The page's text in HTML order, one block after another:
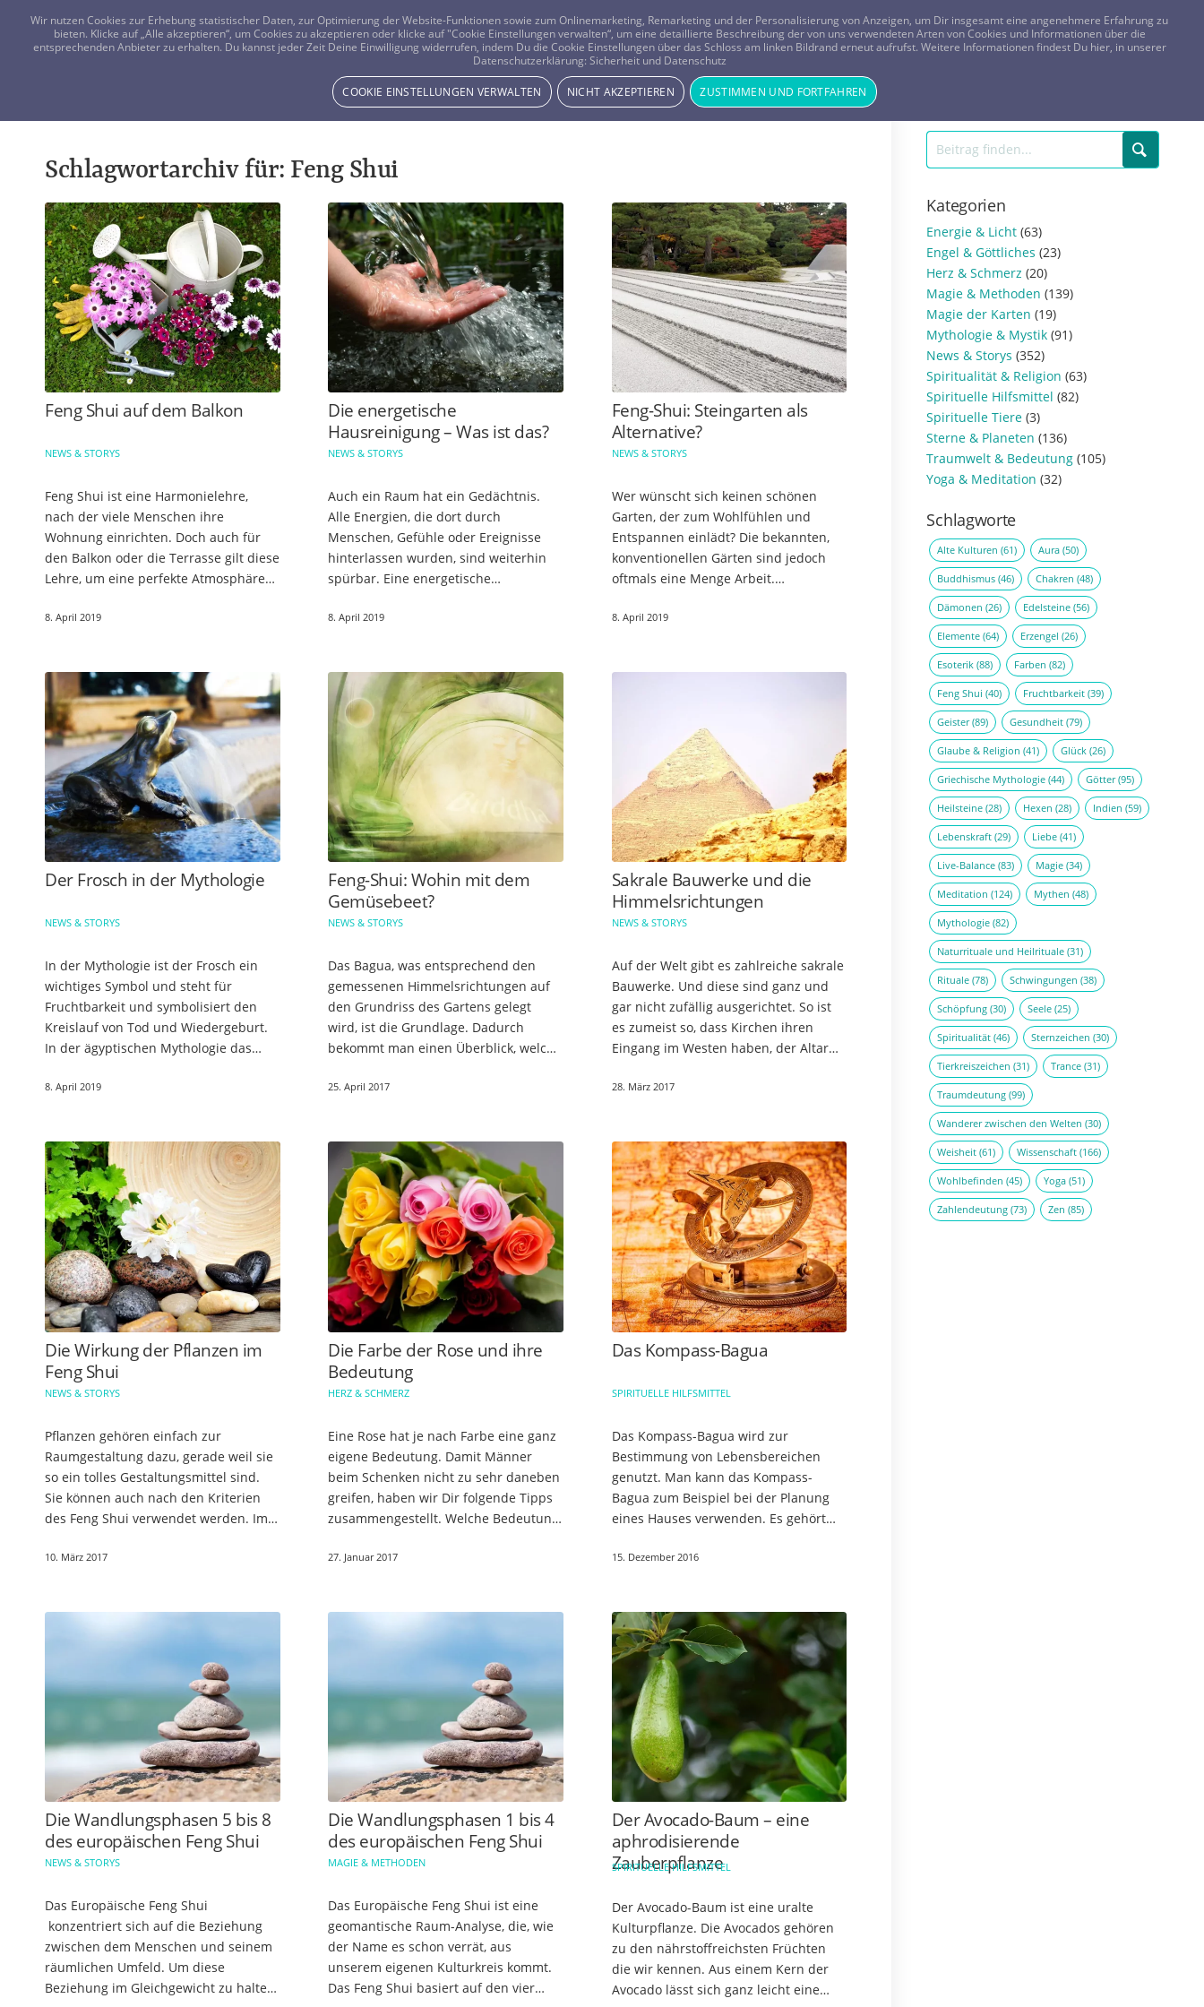
FRAGEN? KOSTENLOS ANRUFEN: 0800-8478266
Beratung Horoskope Tageskarte Magazin ANMELDEN REGISTRIEREN
Schlagwortarchiv für: Feng Shui
Feng Shui auf dem Balkon
NEWS & STORYS
Feng Shui ist eine Harmonielehre,
nach der viele Menschen ihre
Wohnung einrichten. Doch auch für
den Balkon oder die Terrasse gilt diese
Lehre, um eine perfekte Atmosphäre
Gestaltung von Garten, Balkon…
8. April 2019
Die energetische
Hausreinigung – Was ist das?
NEWS & STORYS
Auch ein Raum hat ein Gedächtnis.
Alle Energien, die dort durch
Menschen, Gefühle oder Ereignisse
hinterlassen wurden, sind weiterhin
spürbar. Eine energetische
eigene Zuhause immer mit
8. April 2019
Feng-Shui: Steingarten als
Alternative?
NEWS & STORYS
Wer wünscht sich keinen schönen
Garten, der zum Wohlfühlen und
Entspannen einlädt? Die bekannten,
konventionellen Gärten sind jedoch
oftmals eine Menge Arbeit.
pflegeleichtere Variante, den
8. April 2019
Der Frosch in der Mythologie
NEWS & STORYS
In der Mythologie ist der Frosch ein
wichtiges Symbol und steht für
Fruchtbarkeit und symbolisiert den
Kreislauf von Tod und Wiedergeburt.
In der ägyptischen Mythologie das
Im alten Ägypten gehörte…
8. April 2019
Feng-Shui: Wohin mit dem
Gemüsebeet?
NEWS & STORYS
Das Bagua, was entsprechend den
gemessenen Himmelsrichtungen auf
den Grundriss des Gartens gelegt
wird, ist die Grundlage. Dadurch
bekommt man einen Überblick, welche
Himmelsrichtungen entsprechen, da
25. April 2017
Sakrale Bauwerke und die
Himmelsrichtungen
NEWS & STORYS
Auf der Welt gibt es zahlreiche sakrale
Bauwerke. Und diese sind ganz und
gar nicht zufällig ausgerichtet. So ist
es zumeist so, dass Kirchen ihren
Eingang im Westen haben, der Altar
Betrachtest Du hingegen die…
28. März 2017
Die Wirkung der Pflanzen im
Feng Shui
NEWS & STORYS
Pflanzen gehören einfach zur
Raumgestaltung dazu, gerade weil sie
so ein tolles Gestaltungsmittel sind.
Sie können auch nach den Kriterien
des Feng Shui verwendet werden. Im
Empfehlungen bezüglich der
10. März 2017
Die Farbe der Rose und ihre
Bedeutung
HERZ & SCHMERZ
Eine Rose hat je nach Farbe eine ganz
eigene Bedeutung. Damit Männer
beim Schenken nicht zu sehr daneben
greifen, haben wir Dir folgende Tipps
zusammengestellt. Welche Bedeutung
Rosen stehen für die Reinheit…
27. Januar 2017
Das Kompass-Bagua
SPIRITUELLE HILFSMITTEL
Das Kompass-Bagua wird zur
Bestimmung von Lebensbereichen
genutzt. Man kann das Kompass-
Bagua zum Beispiel bei der Planung
eines Hauses verwenden. Es gehört
Die Himmelsrichtungen spielen eine
15. Dezember 2016
Die Wandlungsphasen 5 bis 8
des europäischen Feng Shui
NEWS & STORYS
Das Europäische Feng Shui
konzentriert sich auf die Beziehung
zwischen dem Menschen und seinem
räumlichen Umfeld. Um diese
Beziehung im Gleichgewicht zu halten,
Die Wandlungsphasen 1 bis 4
des europäischen Feng Shui
MAGIE & METHODEN
Das Europäische Feng Shui ist eine
geomantische Raum-Analyse, die, wie
der Name es schon verrät, aus
unserem eigenen Kulturkreis kommt.
Das Feng Shui basiert auf den vier
Der Avocado-Baum – eine
aphrodisierende
Zauberpflanze
SPIRITUELLE HILFSMITTEL
Der Avocado-Baum ist eine uralte
Kulturpflanze. Die Avocados gehören
zu den nährstoffreichsten Früchten
die wir kennen. Aus einem Kern der
Avocado lässt sich ganz leicht eine
Kategorien
Energie & Licht (63)
Engel & Göttliches (23)
Herz & Schmerz (20)
Magie & Methoden (139)
Magie der Karten (19)
Mythologie & Mystik (91)
News & Storys (352)
Spiritualität & Religion (63)
Spirituelle Hilfsmittel (82)
Spirituelle Tiere (3)
Sterne & Planeten (136)
Traumwelt & Bedeutung (105)
Yoga & Meditation (32)
Schlagworte
Alte Kulturen (61) Aura (50)
Buddhismus (46) Chakren (48)
Dämonen (26) Edelsteine (56)
Elemente (64) Erzengel (26)
Esoterik (88) Farben (82)
Feng Shui (40) Fruchtbarkeit (39)
Geister(89) Gesundheit (79)
Glaube & Religion (41) Glück (26)
Griechische Mythologie (44) Götter(95)
Heilsteine (28) Hexen (28) Indien (59)
Lebenskraft (29) Liebe (41)
Live-Balance (83) Magie (34)
Meditation (124) Mythen (48)
Mythologie (82)
Naturrituale und Heilrituale (31)
Rituale (78) Schwingungen (38)
Schöpfung (30) Seele (25)
Spiritualität (46) Sternzeichen (30)
Tierkreiszeichen (31) Trance (31)
Traumdeutung (99)
Wanderer zwischen den Welten (30)
Weisheit (61) Wissenschaft (166)
Wohlbefinden (45) Yoga (51)
Zahlendeutung (73) Zen (85)
Wir nutzen Cookies zur Erhebung statistischer Daten, zur Optimierung der Website-Funktionen sowie zum Onlinemarketing, Remarketing und der Personalisierung von Anzeigen, um Dir insgesamt eine angenehmere Erfahrung zu
bieten. Klicke auf „Alle akzeptieren“, um Cookies zu akzeptieren oder klicke auf "Cookie Einstellungen verwalten“, um eine detaillierte Beschreibung der von uns verwendeten Arten von Cookies und Informationen über die
entsprechenden Anbieter zu erhalten. Du kannst jeder Zeit Deine Einwilligung widerrufen, indem Du die Cookie Einstellungen über das Schloss am linken Bildrand erneut aufrufst. Weitere Informationen findest Du hier, in unserer
Datenschutzerklärung: Sicherheit und Datenschutz
COOKIE EINSTELLUNGEN VERWALTEN NICHT AKZEPTIEREN ZUSTIMMEN UND FORTFAHREN